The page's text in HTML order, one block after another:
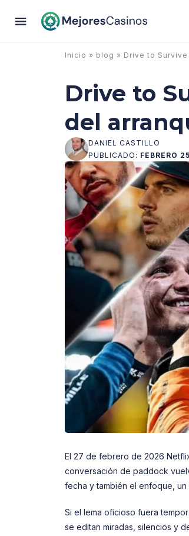
Inicio » blog » Drive to
Drive to
del
DANIEL CASTILLO
PUBLICADO: FEBRERO
El 27 de febrero de 2026
conversación de paddock
fecha y también el enfoque,
Si el lema oficioso fuera
se editan miradas, silencios y